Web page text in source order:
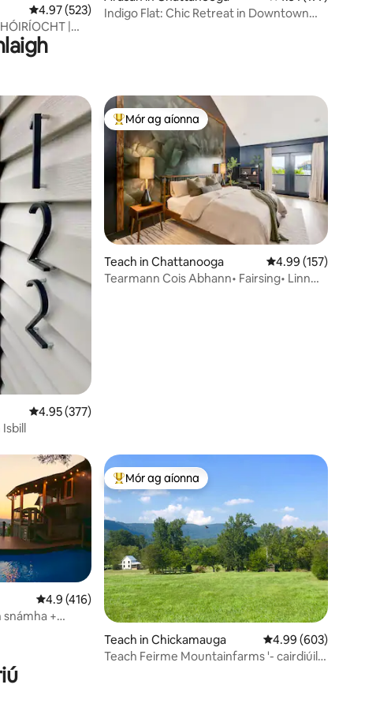
Meánrátáil 4.97 as 5, 523 léirmheas
4.97 (523)
|
IN AISCE!
Indigo Flat: Chic Retreat in Downtown
Meánrátáil 4.95 as 5, 377 léirmheas
4.95 (377)
An-mhór ag aíonna
Mór ag aíonna
Teach in Chattanooga Meánrátáil 4.99 as 5,
4.99 (157)
Tearmann Cois Abhann• Fairsing• Linn
Meánrátáil 4.9 as 5, 416 léirmheas
4.9 (416)
snámha +
An-mhór ag aíonna
Mór ag aíonna
Teach in Chickamauga Meánrátáil 4.99 as 5,
4.99 (603)
Teach Feirme Mountainfarms '- cairdiúil,